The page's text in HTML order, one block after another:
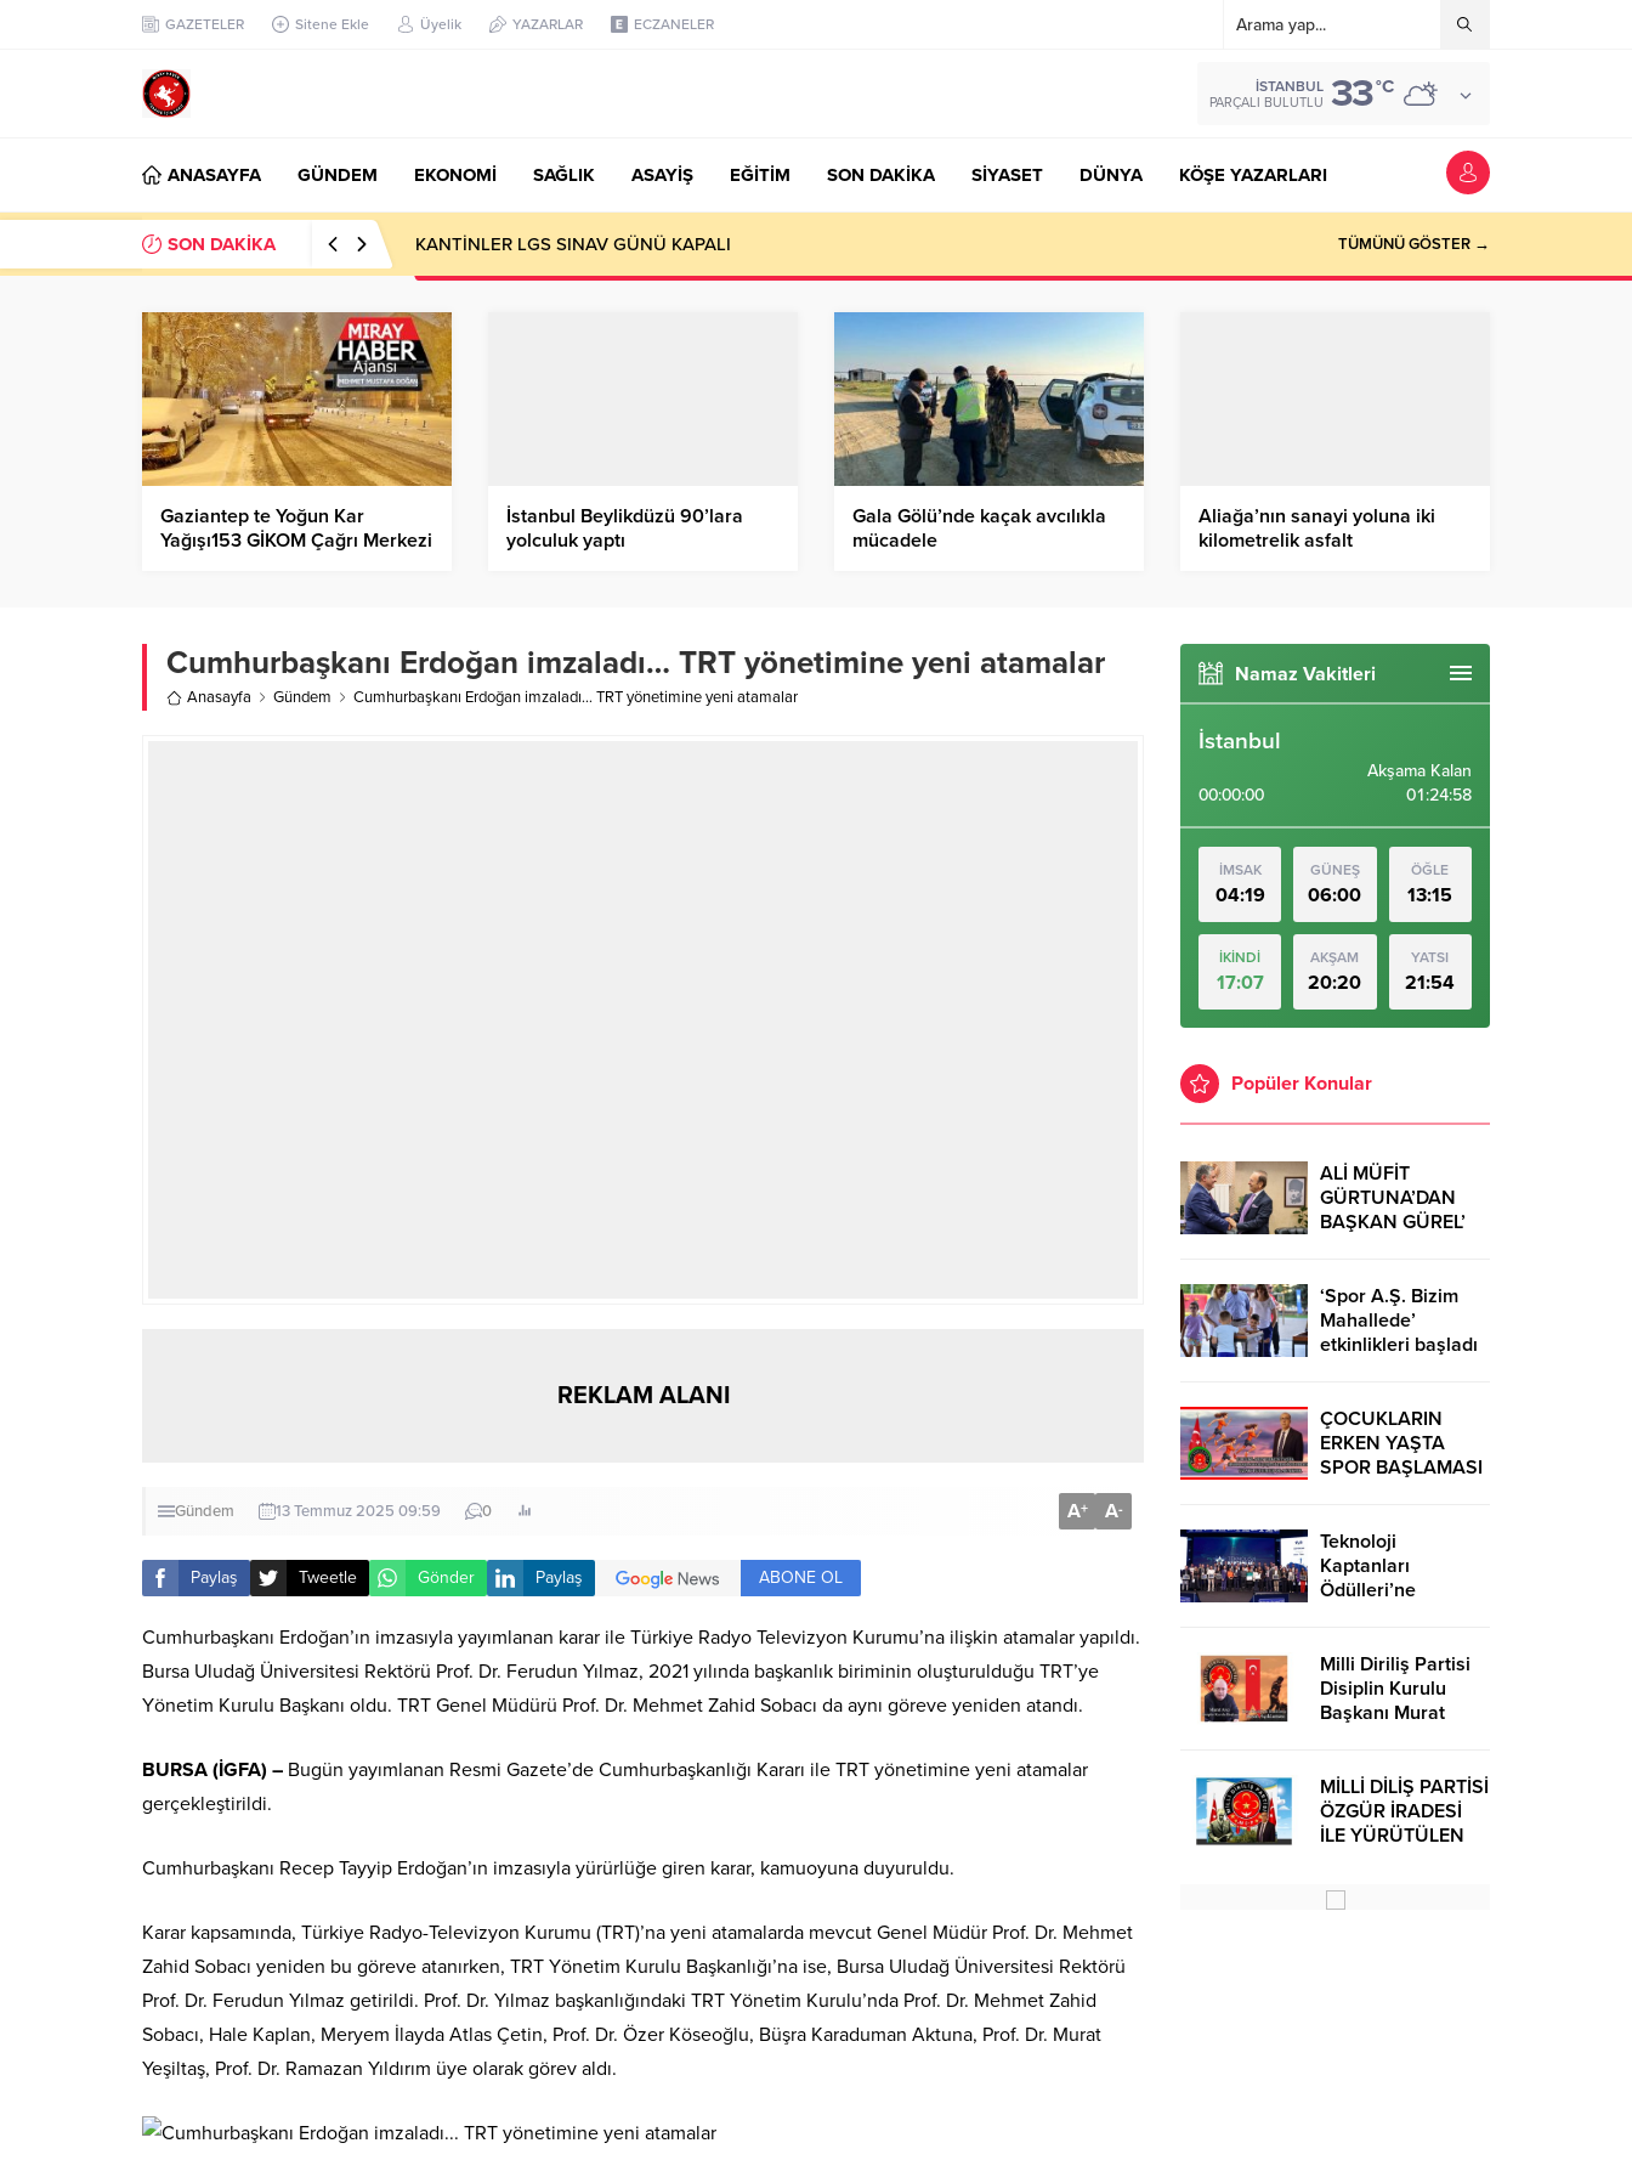
GAZETELER Sitene Ekle Üyelik YAZARLAR ECZANELER
İSTANBUL
PARÇALI BULUTLU 33°C
ANASAYFA GÜNDEM EKONOMİ SAĞLIK ASAYİŞ EĞİTİM SON DAKİKA SİYASET DÜNYA KÖŞE YAZARLARI
SON DAKİKA KANTİNLER LGS SINAV GÜNÜ KAPALI TÜMÜNÜ GÖSTER →
Gaziantep te Yoğun Kar
Yağışı153 GİKOM Çağrı Merkezi
İstanbul Beylikdüzü 90’lara
yolculuk yaptı
Gala Gölü’nde kaçak avcılıkla
mücadele
Aliağa’nın sanayi yoluna iki
kilometrelik asfalt
Cumhurbaşkanı Erdoğan imzaladı… TRT yönetimine yeni atamalar
Anasayfa Gündem Cumhurbaşkanı Erdoğan imzaladı… TRT yönetimine yeni atamalar
REKLAM ALANI
Gündem 13 Temmuz 2025 09:59 0 A+ A-
Paylaş Tweetle Gönder Paylaş ABONE OL
Cumhurbaşkanı Erdoğan’ın imzasıyla yayımlanan karar ile Türkiye Radyo Televizyon Kurumu’na ilişkin atamalar yapıldı.
Bursa Uludağ Üniversitesi Rektörü Prof. Dr. Ferudun Yılmaz, 2021 yılında başkanlık biriminin oluşturulduğu TRT’ye
Yönetim Kurulu Başkanı oldu. TRT Genel Müdürü Prof. Dr. Mehmet Zahid Sobacı da aynı göreve yeniden atandı.
BURSA (İGFA) – Bugün yayımlanan Resmi Gazete’de Cumhurbaşkanlığı Kararı ile TRT yönetimine yeni atamalar
gerçekleştirildi.
Cumhurbaşkanı Recep Tayyip Erdoğan’ın imzasıyla yürürlüğe giren karar, kamuoyuna duyuruldu.
Karar kapsamında, Türkiye Radyo-Televizyon Kurumu (TRT)’na yeni atamalarda mevcut Genel Müdür Prof. Dr. Mehmet
Zahid Sobacı yeniden bu göreve atanırken, TRT Yönetim Kurulu Başkanlığı’na ise, Bursa Uludağ Üniversitesi Rektörü
Prof. Dr. Ferudun Yılmaz getirildi. Prof. Dr. Yılmaz başkanlığındaki TRT Yönetim Kurulu’nda Prof. Dr. Mehmet Zahid
Sobacı, Hale Kaplan, Meryem İlayda Atlas Çetin, Prof. Dr. Özer Köseoğlu, Büşra Karaduman Aktuna, Prof. Dr. Murat
Yeşiltaş, Prof. Dr. Ramazan Yıldırım üye olarak görev aldı.
Namaz Vakitleri
İstanbul
00:00:00
Akşama Kalan
01:24:57
İMSAK
04:19
GÜNEŞ
06:00
ÖĞLE
13:15
İKİNDİ
17:07
AKŞAM
20:20
YATSI
21:54
Popüler Konular
ALİ MÜFİT
GÜRTUNA’DAN
BAŞKAN GÜREL’
‘Spor A.Ş. Bizim
Mahallede’
etkinlikleri başladı
ÇOCUKLARIN
ERKEN YAŞTA
SPOR BAŞLAMASI
UZAK TUTUMUŞ
OLACAKTIR
Teknoloji
Kaptanları
Ödülleri’ne
Milli Diriliş Partisi
Disiplin Kurulu
Başkanı Murat
Basın Açıklaması
MİLLİ DİLİŞ PARTİSİ
ÖZGÜR İRADESİ
İLE YÜRÜTÜLEN
OLUŞUMUDUR